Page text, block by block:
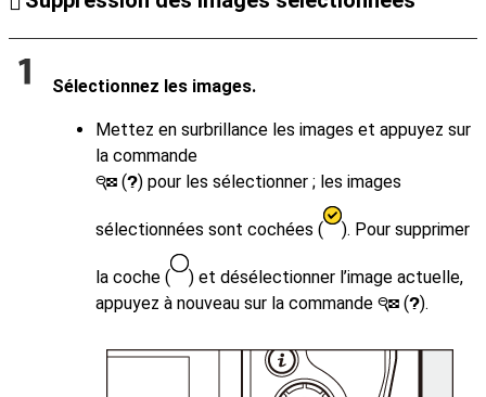
Sélectionnez les images.
Mettez en surbrillance les images et appuyez sur
la commande
W (Q) pour les sélectionner ; les images
sélectionnées sont cochées ( ). Pour supprimer
la coche (
) et désélectionner l’image actuelle,
appuyez à nouveau sur la commande W (Q).